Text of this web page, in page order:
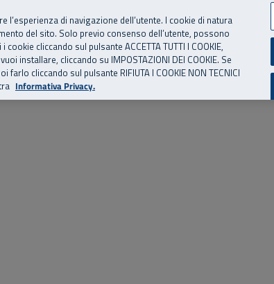
news ed eventi Risorse utili Supporto
di navigazione dell’utente. I cookie di natura
del sito. Solo previo consenso dell’utente, possono
cliccando sul pulsante ACCETTA TUTTI I COOKIE,
installare, cliccando su IMPOSTAZIONI DEI COOKIE. Se
cliccando sul pulsante RIFIUTA I COOKIE NON TECNICI
Informativa Privacy.